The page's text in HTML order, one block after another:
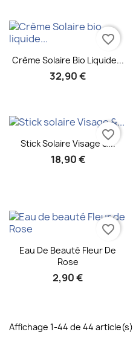
 Aperçu rapide
Crème Solaire Bio Liquide...
32,90 €
favorite_border
Aperçu rapide
Stick Solaire Visage &...
18,90 €
favorite_border
Aperçu rapide
Eau De Beauté Fleur De
Rose
2,90 €
favorite_border
Affichage 1-44 de 44 article(s)